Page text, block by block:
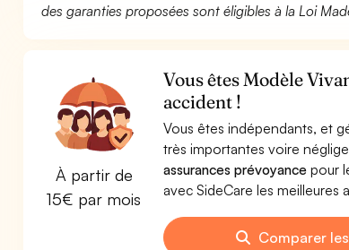
des garanties proposées sont éligibles à la Loi
À partir de
15€ par mois
Vous êtes Modèle
accident !
Vous êtes indépendants, et
très importantes voire
assurances prévoyancepour
avec SideCare les meilleures
Comparer